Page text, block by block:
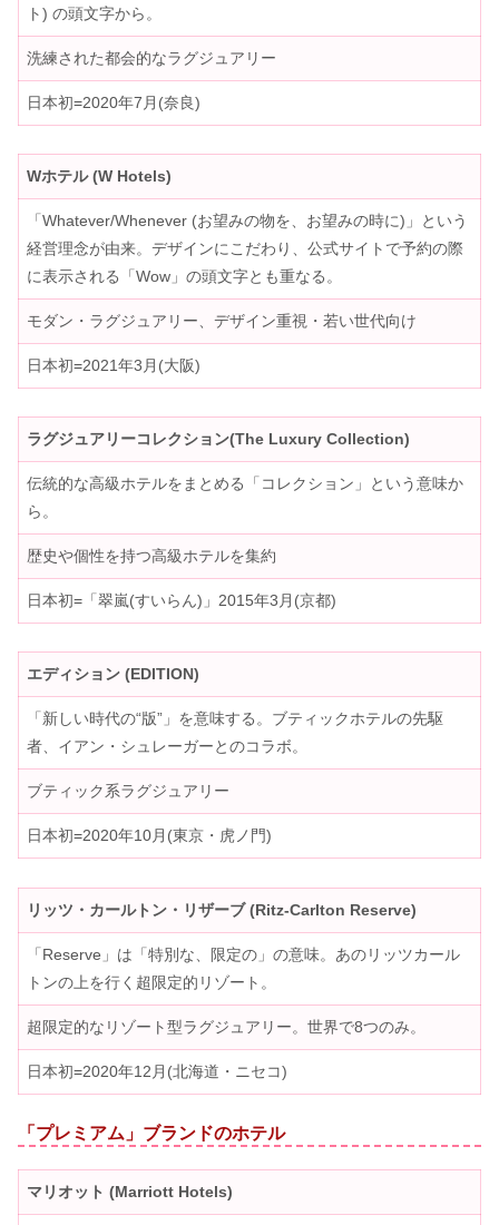
ト) の頭文字から。
洗練された都会的なラグジュアリー
日本初=2020年7月(奈良)
Wホテル (W Hotels)
「Whatever/Whenever (お望みの物を、お望みの時に)」という
経営理念が由来。デザインにこだわり、公式サイトで予約の際
に表示される「Wow」の頭文字とも重なる。
モダン・ラグジュアリー、デザイン重視・若い世代向け
日本初=2021年3月(大阪)
ラグジュアリーコレクション(The Luxury Collection)
伝統的な高級ホテルをまとめる「コレクション」という意味か
ら。
歴史や個性を持つ高級ホテルを集約
日本初=「翠嵐(すいらん)」2015年3月(京都)
エディション (EDITION)
「新しい時代の“版”」を意味する。ブティックホテルの先駆
者、イアン・シュレーガーとのコラボ。
ブティック系ラグジュアリー
日本初=2020年10月(東京・虎ノ門)
リッツ・カールトン・リザーブ (Ritz-Carlton Reserve)
「Reserve」は「特別な、限定の」の意味。あのリッツカール
トンの上を行く超限定的リゾート。
超限定的なリゾート型ラグジュアリー。世界で8つのみ。
日本初=2020年12月(北海道・ニセコ)
「プレミアム」ブランドのホテル
マリオット (Marriott Hotels)